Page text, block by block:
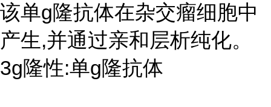
该单g隆抗体在杂交瘤细胞中
产生,并通过亲和层析纯化。
3g隆性:单g隆抗体